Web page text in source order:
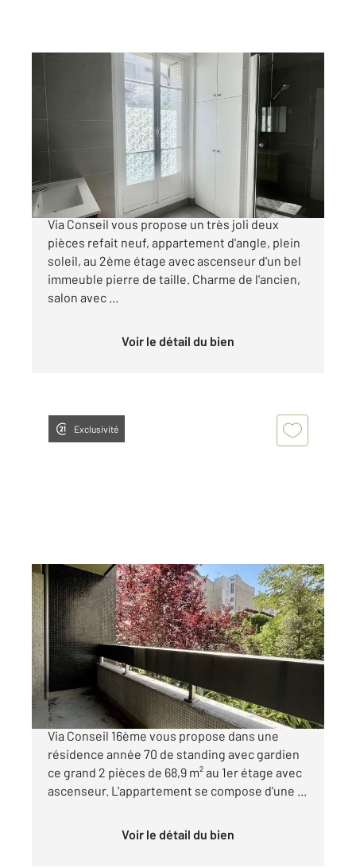
, 2 pièces
Appartement à vendre
384 000 €
METRO EXELMANS - Votre agence Century 21
Via Conseil vous propose un très joli deux
pièces refait neuf, appartement d'angle, plein
soleil, au 2ème étage avec ascenseur d'un bel
immeuble pierre de taille. Charme de l'ancien,
salon avec ...
Voir le détail du bien
Exclusivité
PARIS 75016
69 m2, 2 pièces
Ref : 10712
Appartement F2 à vendre
608 000 €
PARENT DE ROSAN - Votre agence Century 21
Via Conseil 16ème vous propose dans une
résidence année 70 de standing avec gardien
ce grand 2 pièces de 68,9 m² au 1er étage avec
ascenseur. L'appartement se compose d'une ...
Voir le détail du bien